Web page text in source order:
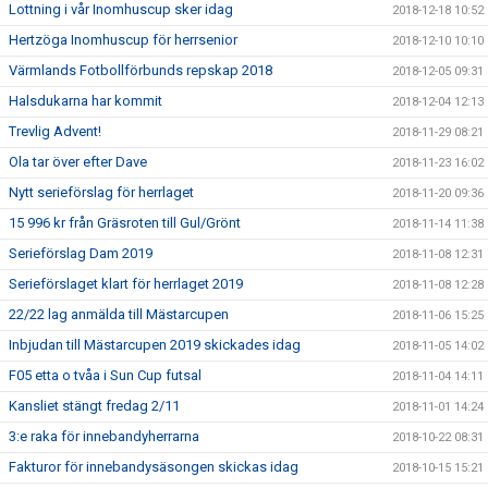
Lottning i vår Inomhuscup sker idag 2018-12-18 10:52
Hertzöga Inomhuscup för herrsenior 2018-12-10 10:10
Värmlands Fotbollförbunds repskap 2018 2018-12-05 09:31
Halsdukarna har kommit 2018-12-04 12:13
Trevlig Advent! 2018-11-29 08:21
Ola tar över efter Dave 2018-11-23 16:02
Nytt serieförslag för herrlaget 2018-11-20 09:36
15 996 kr från Gräsroten till Gul/Grönt 2018-11-14 11:38
Serieförslag Dam 2019 2018-11-08 12:31
Serieförslaget klart för herrlaget 2019 2018-11-08 12:28
22/22 lag anmälda till Mästarcupen 2018-11-06 15:25
Inbjudan till Mästarcupen 2019 skickades idag 2018-11-05 14:02
F05 etta o tvåa i Sun Cup futsal 2018-11-04 14:11
Kansliet stängt fredag 2/11 2018-11-01 14:24
3:e raka för innebandyherrarna 2018-10-22 08:31
Fakturor för innebandysäsongen skickas idag 2018-10-15 15:21